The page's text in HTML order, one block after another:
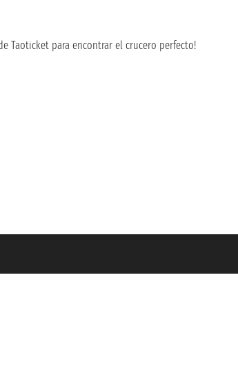
Taoticket para encontrar el crucero perfecto!